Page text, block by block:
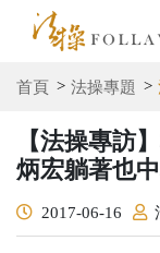
首頁 法操專題
【法操專訪
炳宏躺著也
2017-06-16